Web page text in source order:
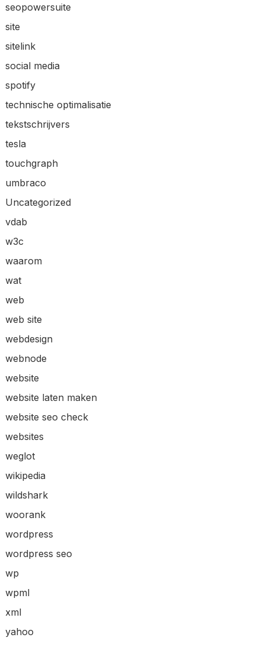
seopowersuite
site
sitelink
social media
spotify
technische optimalisatie
tekstschrijvers
tesla
touchgraph
umbraco
Uncategorized
vdab
w3c
waarom
wat
web
web site
webdesign
webnode
website
website laten maken
website seo check
websites
weglot
wikipedia
wildshark
woorank
wordpress
wordpress seo
wp
wpml
xml
yahoo